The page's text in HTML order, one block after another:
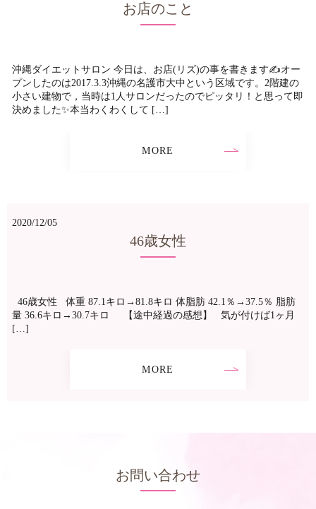
お店のこと
沖縄ダイエットサロン 今日は、お店(リズ)の事を書きます✍️オー
プンしたのは2017.3.3沖縄の名護市大中という区域です。2階建の
小さい建物で，当時は1人サロンだったのでピッタリ！と思って即
決めました✨本当わくわくして […]
MORE
2020/12/05
46歳女性
46歳女性 体重 87.1キロ→81.8キロ 体脂肪 42.1％→37.5％ 脂肪
量 36.6キロ→30.7キロ 【途中経過の感想】 気が付けば1ヶ月
[…]
MORE
お問い合わせ